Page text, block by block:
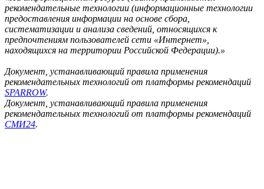
рекомендательные технологии (информационные технологии
предоставления информации на основе сбора,
систематизации и анализа сведений, относящихся к
предпочтениям пользователей сети «Интернет»,
находящихся на территории Российской Федерации).»
Документ, устанавливающий правила применения
рекомендательных технологий от платформы рекомендаций
SPARROW.
Документ, устанавливающий правила применения
рекомендательных технологий от платформы рекомендаций
СМИ24.